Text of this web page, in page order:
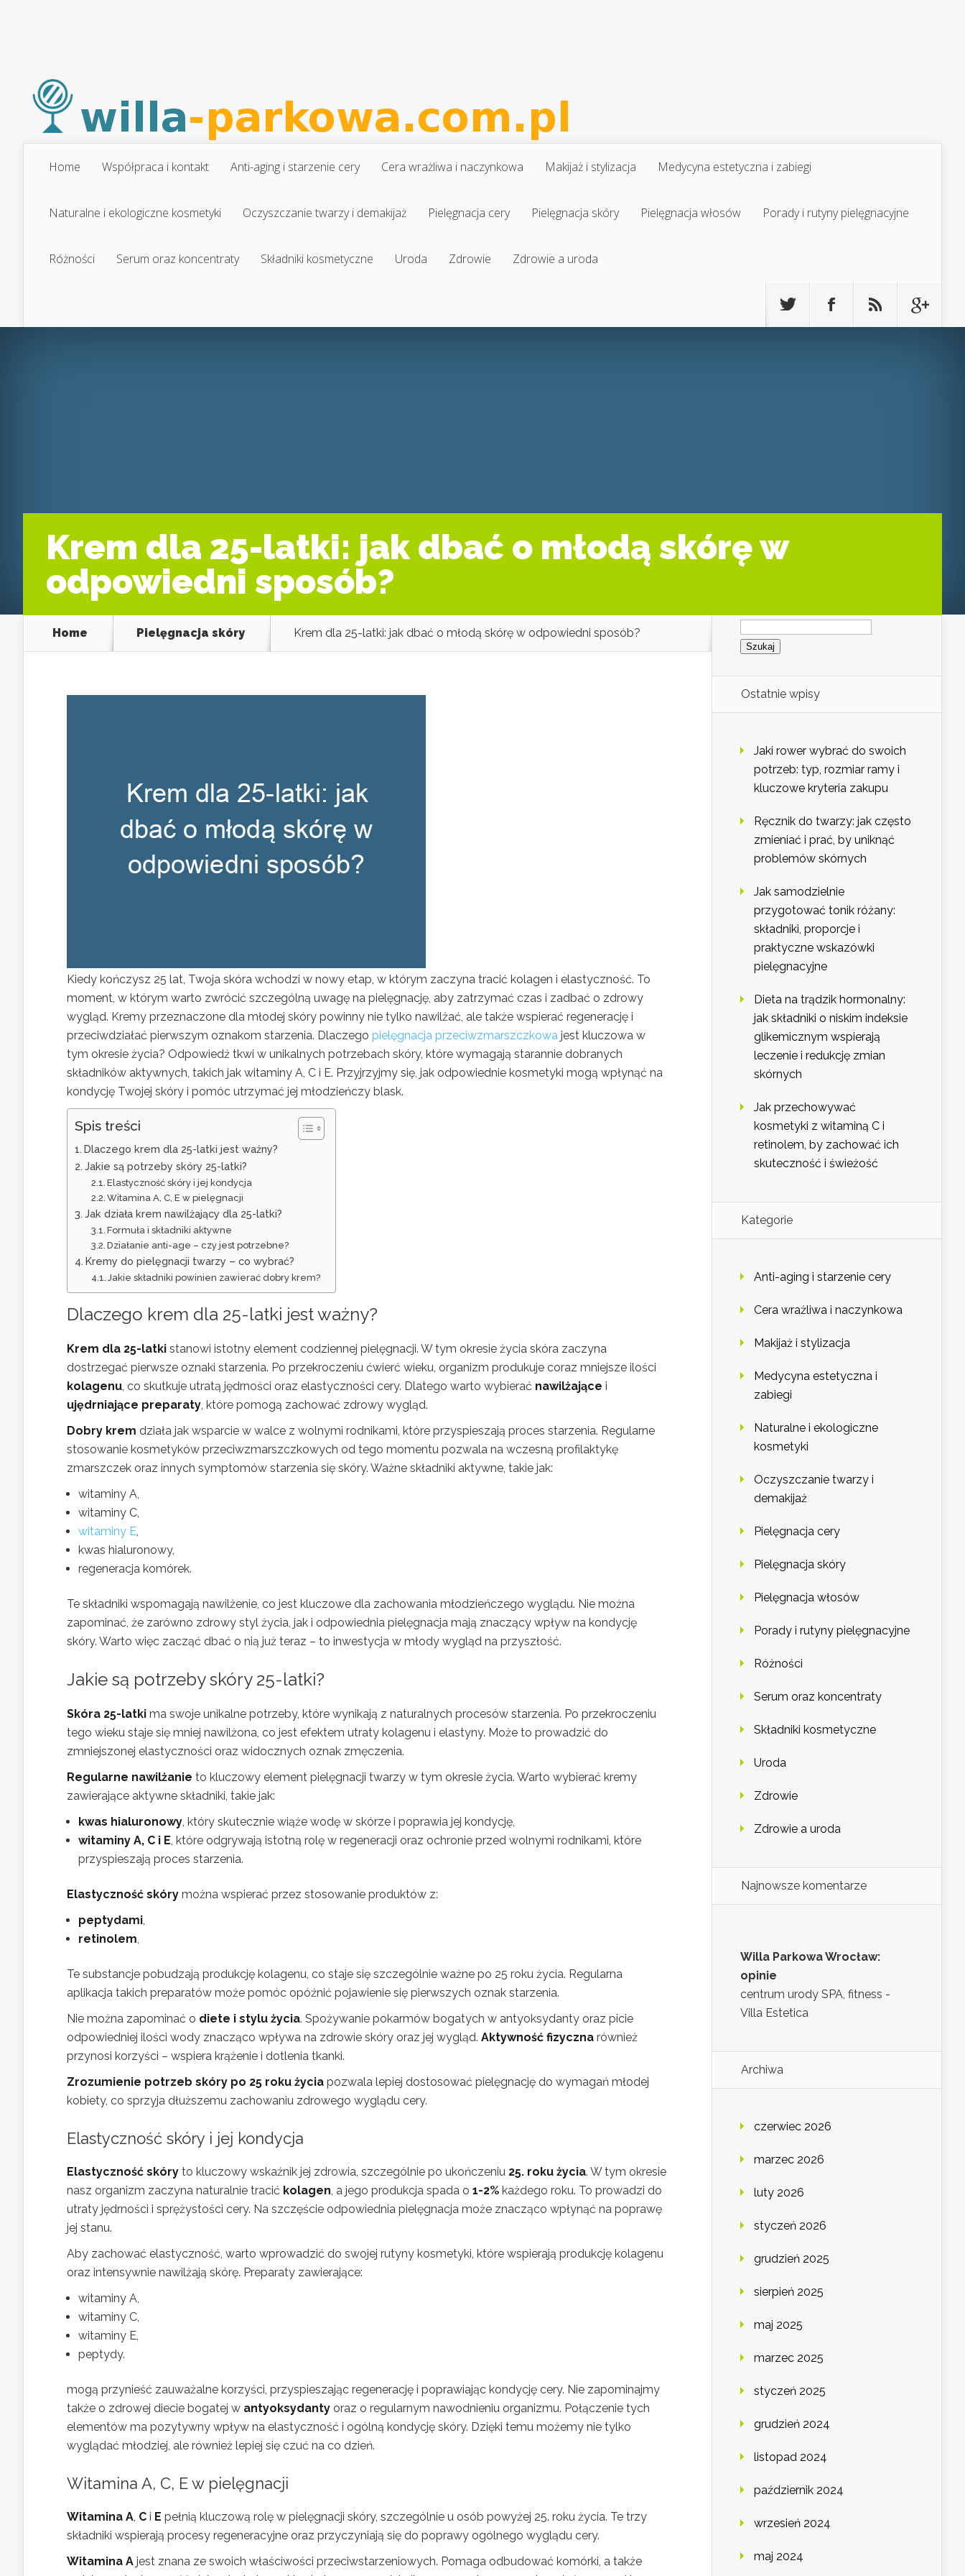
Home Współpraca i kontakt Anti-aging i starzenie cery Cera wrażliwa i naczynkowa Makijaż i stylizacja Medycyna estetyczna i zabiegi
Naturalne i ekologiczne kosmetyki Oczyszczanie twarzy i demakijaż Pielęgnacja cery Pielęgnacja skóry Pielęgnacja włosów Porady i rutyny pielęgnacyjne
Różności Serum oraz koncentraty Składniki kosmetyczne Uroda Zdrowie Zdrowie a uroda
Krem dla 25-latki: jak dbać o młodą skórę w
odpowiedni sposób?
Home Pielęgnacja skóry Krem dla 25-latki: jak dbać o młodą skórę w odpowiedni sposób?
Kiedy kończysz 25 lat, Twoja skóra wchodzi w nowy etap, w którym zaczyna tracić kolagen i elastyczność. To
moment, w którym warto zwrócić szczególną uwagę na pielęgnację, aby zatrzymać czas i zadbać o zdrowy
wygląd. Kremy przeznaczone dla młodej skóry powinny nie tylko nawilżać, ale także wspierać regenerację i
przeciwdziałać pierwszym oznakom starzenia. Dlaczego pielęgnacja przeciwzmarszczkowa jest kluczowa w
tym okresie życia? Odpowiedź tkwi w unikalnych potrzebach skóry, które wymagają starannie dobranych
składników aktywnych, takich jak witaminy A, C i E. Przyjrzyjmy się, jak odpowiednie kosmetyki mogą wpłynąć na
kondycję Twojej skóry i pomóc utrzymać jej młodzieńczy blask.
Spis treści
Dlaczego krem dla 25-latki jest ważny?
Jakie są potrzeby skóry 25-latki?
Elastyczność skóry i jej kondycja
Witamina A, C, E w pielęgnacji
Jak działa krem nawilżający dla 25-latki?
Formuła i składniki aktywne
Działanie anti-age – czy jest potrzebne?
Kremy do pielęgnacji twarzy – co wybrać?
Jakie składniki powinien zawierać dobry krem?
Dlaczego krem dla 25-latki jest ważny?
Krem dla 25-latki stanowi istotny element codziennej pielęgnacji. W tym okresie życia skóra zaczyna
dostrzegać pierwsze oznaki starzenia. Po przekroczeniu ćwierć wieku, organizm produkuje coraz mniejsze ilości
kolagenu, co skutkuje utratą jędrności oraz elastyczności cery. Dlatego warto wybierać nawilżające i
ujędrniające preparaty, które pomogą zachować zdrowy wygląd.
Dobry krem działa jak wsparcie w walce z wolnymi rodnikami, które przyspieszają proces starzenia. Regularne
stosowanie kosmetyków przeciwzmarszczkowych od tego momentu pozwala na wczesną profilaktykę
zmarszczek oraz innych symptomów starzenia się skóry. Ważne składniki aktywne, takie jak:
witaminy A,
witaminy C,
witaminy E,
kwas hialuronowy,
regeneracja komórek.
Te składniki wspomagają nawilżenie, co jest kluczowe dla zachowania młodzieńczego wyglądu. Nie można
zapominać, że zarówno zdrowy styl życia, jak i odpowiednia pielęgnacja mają znaczący wpływ na kondycję
skóry. Warto więc zacząć dbać o nią już teraz – to inwestycja w młody wygląd na przyszłość.
Jakie są potrzeby skóry 25-latki?
Skóra 25-latki ma swoje unikalne potrzeby, które wynikają z naturalnych procesów starzenia. Po przekroczeniu
tego wieku staje się mniej nawilżona, co jest efektem utraty kolagenu i elastyny. Może to prowadzić do
zmniejszonej elastyczności oraz widocznych oznak zmęczenia.
Regularne nawilżanie to kluczowy element pielęgnacji twarzy w tym okresie życia. Warto wybierać kremy
zawierające aktywne składniki, takie jak:
kwas hialuronowy, który skutecznie wiąże wodę w skórze i poprawia jej kondycję,
witaminy A, C i E, które odgrywają istotną rolę w regeneracji oraz ochronie przed wolnymi rodnikami, które
przyspieszają proces starzenia.
Elastyczność skóry można wspierać przez stosowanie produktów z:
peptydami,
retinolem,
Te substancje pobudzają produkcję kolagenu, co staje się szczególnie ważne po 25 roku życia. Regularna
aplikacja takich preparatów może pomóc opóźnić pojawienie się pierwszych oznak starzenia.
Nie można zapominać o diete i stylu życia. Spożywanie pokarmów bogatych w antyoksydanty oraz picie
odpowiedniej ilości wody znacząco wpływa na zdrowie skóry oraz jej wygląd. Aktywność fizyczna również
przynosi korzyści – wspiera krążenie i dotlenia tkanki.
Zrozumienie potrzeb skóry po 25 roku życia pozwala lepiej dostosować pielęgnację do wymagań młodej
kobiety, co sprzyja dłuższemu zachowaniu zdrowego wyglądu cery.
Elastyczność skóry i jej kondycja
Elastyczność skóry to kluczowy wskaźnik jej zdrowia, szczególnie po ukończeniu 25. roku życia. W tym okresie
nasz organizm zaczyna naturalnie tracić kolagen, a jego produkcja spada o 1-2% każdego roku. To prowadzi do
utraty jędrności i sprężystości cery. Na szczęście odpowiednia pielęgnacja może znacząco wpłynąć na poprawę
jej stanu.
Aby zachować elastyczność, warto wprowadzić do swojej rutyny kosmetyki, które wspierają produkcję kolagenu
oraz intensywnie nawilżają skórę. Preparaty zawierające:
witaminy A,
witaminy C,
witaminy E,
peptydy.
mogą przynieść zauważalne korzyści, przyspieszając regenerację i poprawiając kondycję cery. Nie zapominajmy
także o zdrowej diecie bogatej w antyoksydanty oraz o regularnym nawodnieniu organizmu. Połączenie tych
elementów ma pozytywny wpływ na elastyczność i ogólną kondycję skóry. Dzięki temu możemy nie tylko
wyglądać młodziej, ale również lepiej się czuć na co dzień.
Witamina A, C, E w pielęgnacji
Witamina A, C i E pełnią kluczową rolę w pielęgnacji skóry, szczególnie u osób powyżej 25. roku życia. Te trzy
składniki wspierają procesy regeneracyjne oraz przyczyniają się do poprawy ogólnego wyglądu cery.
Witamina A jest znana ze swoich właściwości przeciwstarzeniowych. Pomaga odbudować komórki, a także
Szukaj:
Ostatnie wpisy
Jaki rower wybrać do swoich
potrzeb: typ, rozmiar ramy i
kluczowe kryteria zakupu
Ręcznik do twarzy: jak często
zmieniać i prać, by uniknąć
problemów skórnych
Jak samodzielnie
przygotować tonik różany:
składniki, proporcje i
praktyczne wskazówki
pielęgnacyjne
Dieta na trądzik hormonalny:
jak składniki o niskim indeksie
glikemicznym wspierają
leczenie i redukcję zmian
skórnych
Jak przechowywać
kosmetyki z witaminą C i
retinolem, by zachować ich
skuteczność i świeżość
Kategorie
Anti-aging i starzenie cery
Cera wrażliwa i naczynkowa
Makijaż i stylizacja
Medycyna estetyczna i
zabiegi
Naturalne i ekologiczne
kosmetyki
Oczyszczanie twarzy i
demakijaż
Pielęgnacja cery
Pielęgnacja skóry
Pielęgnacja włosów
Porady i rutyny pielęgnacyjne
Różności
Serum oraz koncentraty
Składniki kosmetyczne
Uroda
Zdrowie
Zdrowie a uroda
Najnowsze komentarze
Willa Parkowa Wrocław:
opinie
centrum urody SPA, fitness -
Villa Estetica
Archiwa
czerwiec 2026
marzec 2026
luty 2026
styczeń 2026
grudzień 2025
sierpień 2025
maj 2025
marzec 2025
styczeń 2025
grudzień 2024
listopad 2024
październik 2024
wrzesień 2024
maj 2024